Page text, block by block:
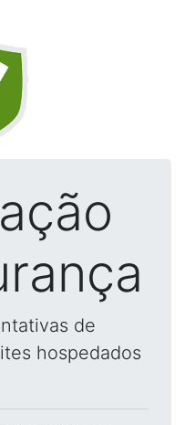
de
hospedados